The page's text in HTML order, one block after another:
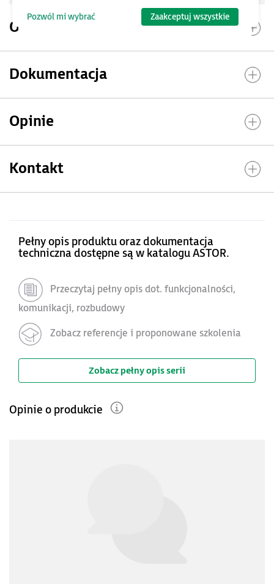
Opis produktu
Dokumentacja
Opinie
Kontakt
Pełny opis produktu oraz dokumentacja
techniczna dostępne są w katalogu ASTOR.
Przeczytaj pełny opis dot. funkcjonalności,
komunikacji, rozbudowy
Zobacz referencje i proponowane szkolenia
Zobacz pełny opis serii
Opinie o produkcie
Pozwól mi wybrać Zaakceptuj wszystkie